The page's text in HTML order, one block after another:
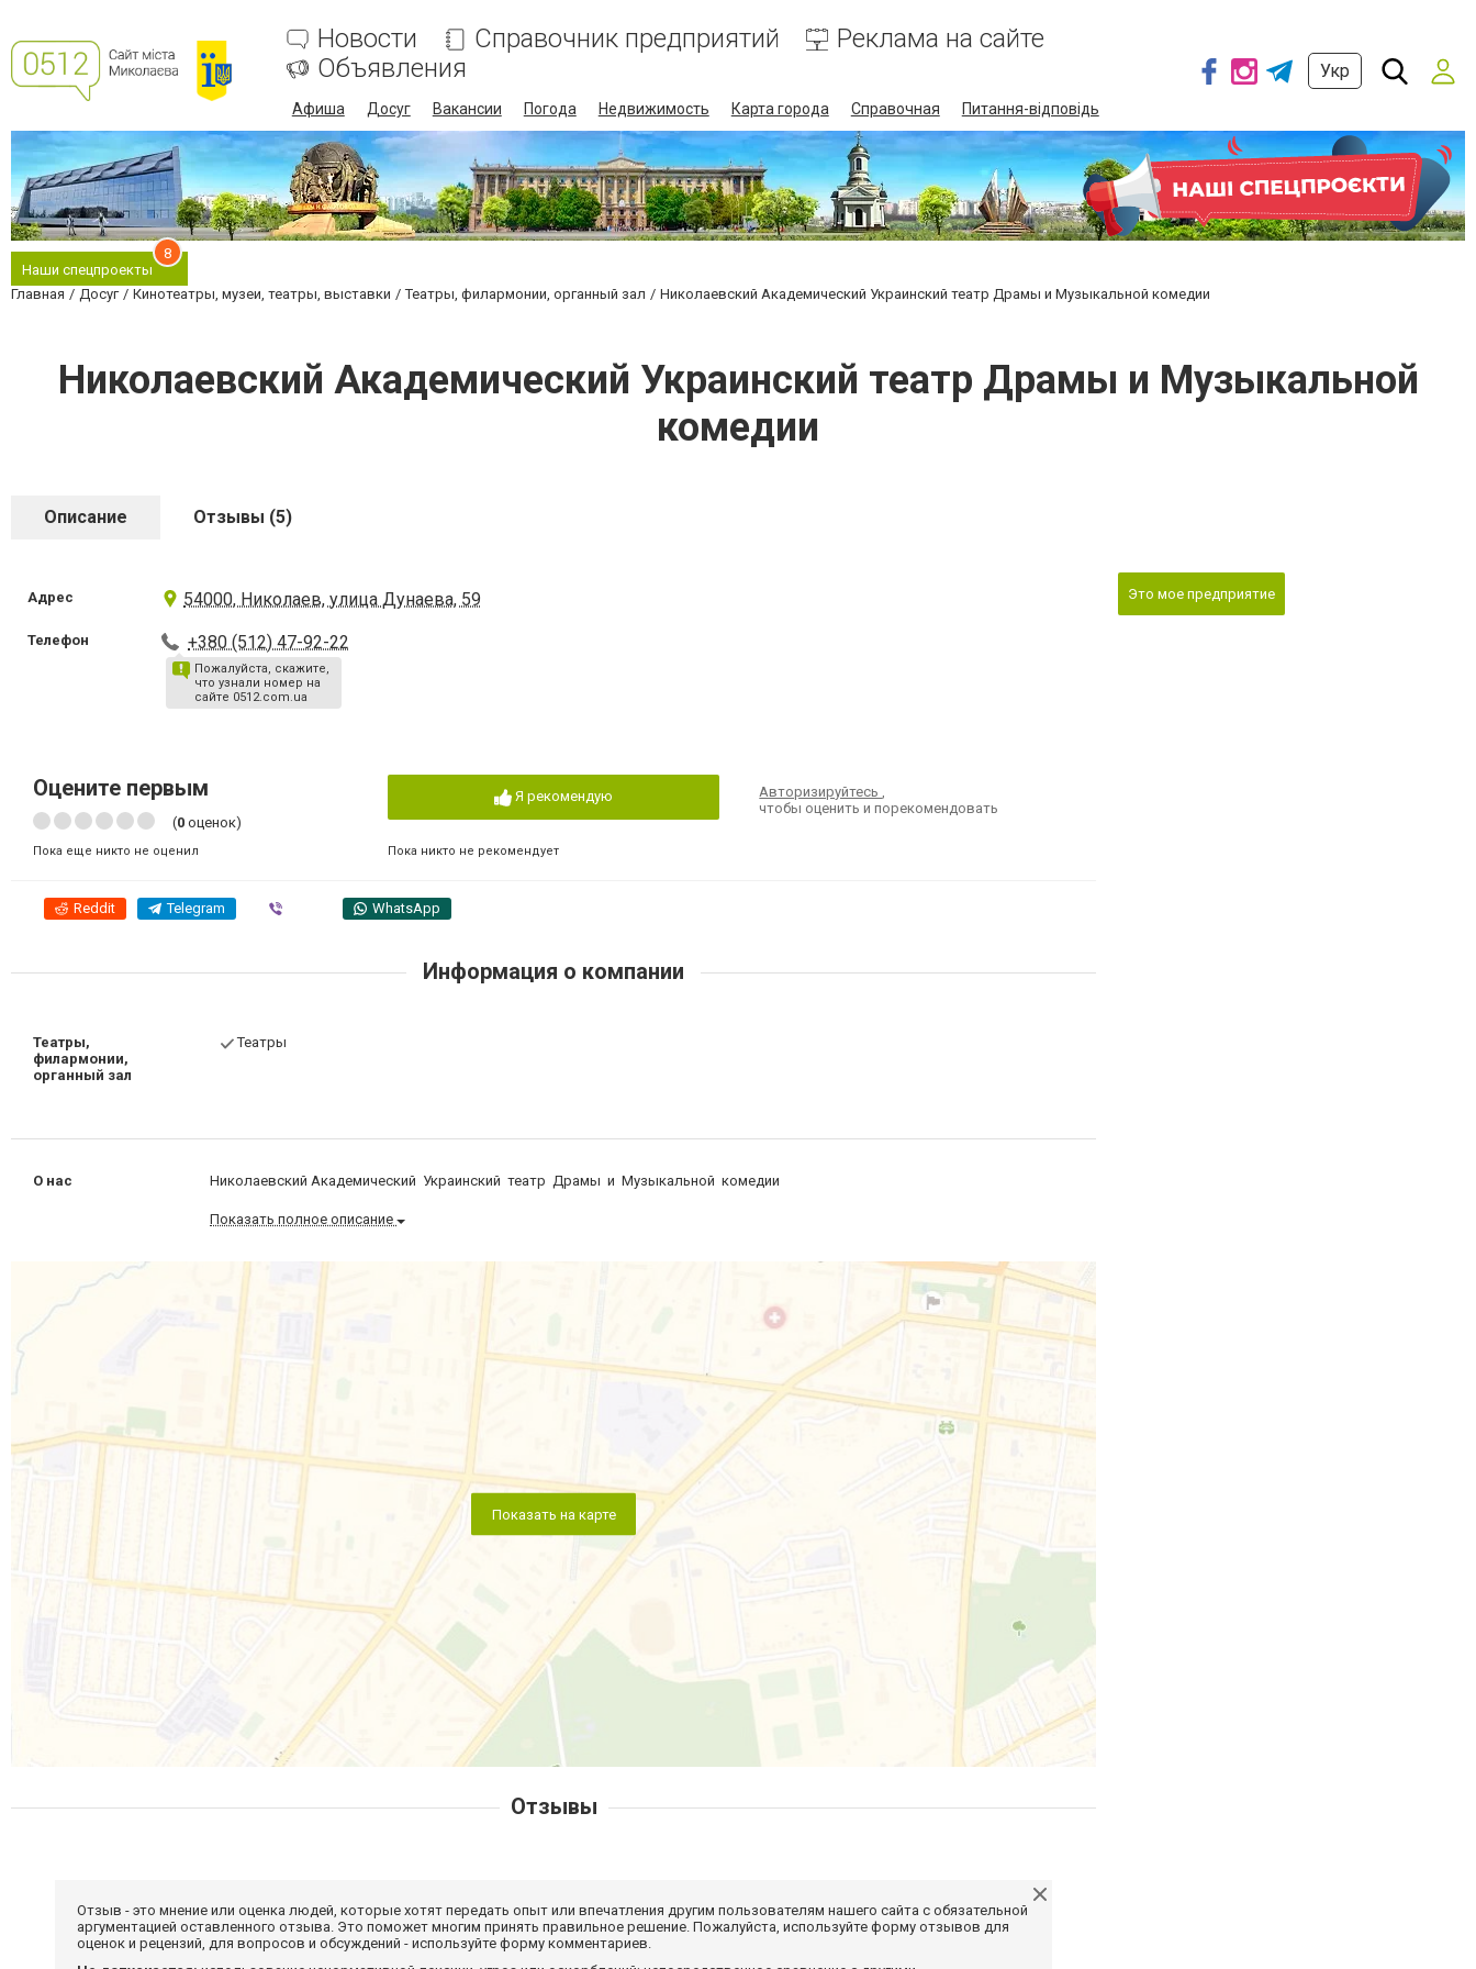
Новости Справочник предприятий
Реклама на сайте
Объявления
Афиша Досуг Вакансии Погода Недвижимость Карта города Справочная Питання-відповідь
Укр
Наши спецпроекты
8
Главная Досуг Кинотеатры, музеи, театры, выставки Театры, филармонии, органный зал Николаевский Академический Украинский театр Драмы и Музыкальной комедии
Николаевский Академический Украинский театр Драмы и Музыкальной
комедии
Описание Отзывы (5)
Адрес 54000, Николаев, улица Дунаева, 59
Телефон +380 (512) 47-92-22
Пожалуйста, скажите,
что узнали номер на
сайте 0512.com.ua
Оцените первым
(0 оценок)
Пока еще никто не оценил
Я рекомендую
Пока никто не рекомендует
Авторизируйтесь,
чтобы оценить и порекомендовать
Reddit Telegram WhatsApp
Информация о компании
Театры,
филармонии,
органный зал
Театры
О нас Николаевский Академический Украинский театр Драмы и Музыкальной комедии
Показать полное описание
Показать на карте
Это мое предприятие
Отзывы
Отзыв - это мнение или оценка людей, которые хотят передать опыт или впечатления другим пользователям нашего сайта с обязательной
аргументацией оставленного отзыва. Это поможет многим принять правильное решение. Пожалуйста, используйте форму отзывов для
оценок и рецензий, для вопросов и обсуждений - используйте форму комментариев.